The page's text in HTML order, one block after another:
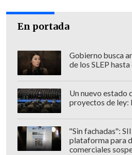
En portada
Gobierno busca
de los SLEP
Un nuevo estado
proyectos de ley:
"Sin fachadas":
plataforma para
comerciales